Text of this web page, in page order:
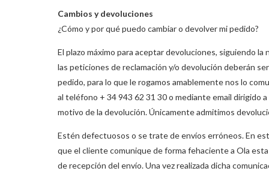
Cambios y devoluciones
¿Cómo y por qué puedo cambiar o devolver mi pedido?
El plazo máximo para aceptar devoluciones, siguiendo
las peticiones de reclamación y/o devolución deberán
pedido, para lo que le rogamos amablemente nos lo
al teléfono + 34 943 62 31 30 o mediante email dirigido
motivo de la devolución. Únicamente admitimos
Estén defectuosos o se trate de envíos erróneos. En
que el cliente comunique de forma fehaciente a Ola
de recepción del envío. Una vez realizada dicha